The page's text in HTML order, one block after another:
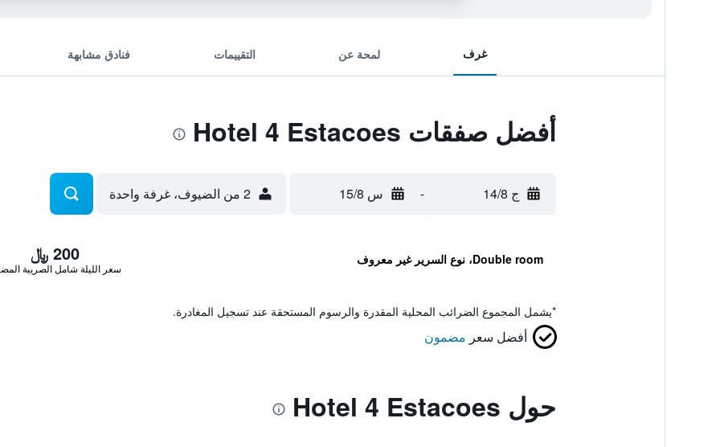
غرف لمحة عن التقييمات فنادق مشابهة
أفضل صفقات Hotel 4 Estacoes
ج 14/8 - س 15/8 2 من الضيوف، غرفة واحدة
Double room، نوع السرير غير معروف 200 ﷼
سعر الليلة شامل الصريبة
*يشمل المجموع الضرائب المحلية المقدرة والرسوم المستحقة عند تسجيل المغادرة.
أفضل سعر مضمون
حول Hotel 4 Estacoes